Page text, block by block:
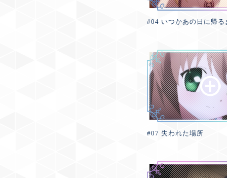
#04 いつかあの日に帰る
#07 失われた場所